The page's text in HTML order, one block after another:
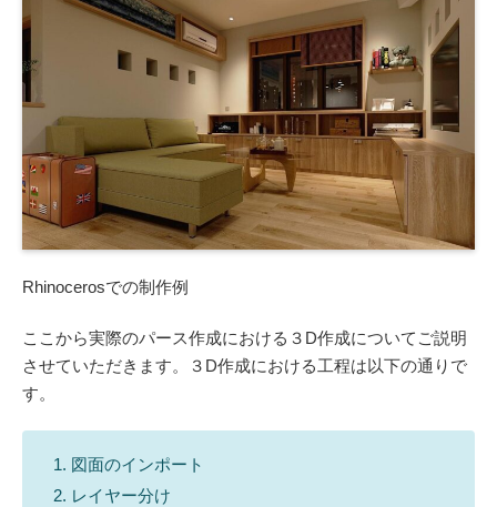
Rhinocerosでの制作例
ここから実際のパース作成における３D作成についてご説明
させていただきます。３D作成における工程は以下の通りで
す。
図面のインポート
レイヤー分け